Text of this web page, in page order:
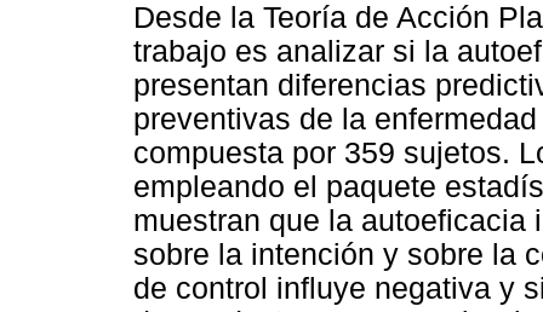
Desde la Teoría de Acción
trabajo es analizar si la
presentan diferencias
preventivas de la
compuesta por 359 sujetos.
empleando el paquete
muestran que la
sobre la intención y sobre la
de control influye negativa y